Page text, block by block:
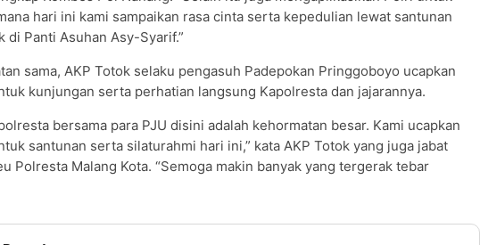
hari ini kami sampaikan rasa cinta serta kepedulian lewat santunan
di Panti Asuhan Asy-Syarif.”
sama, AKP Totok selaku pengasuh Padepokan Pringgoboyo ucapkan
kunjungan serta perhatian langsung Kapolresta dan jajarannya.
bersama para PJU disini adalah kehormatan besar. Kami ucapkan
santunan serta silaturahmi hari ini,” kata AKP Totok yang juga jabat
Polresta Malang Kota. “Semoga makin banyak yang tergerak tebar